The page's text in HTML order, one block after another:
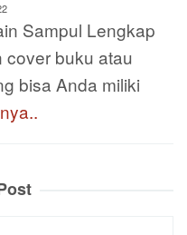
Sampul Lengkap
cover buku atau
bisa Anda miliki